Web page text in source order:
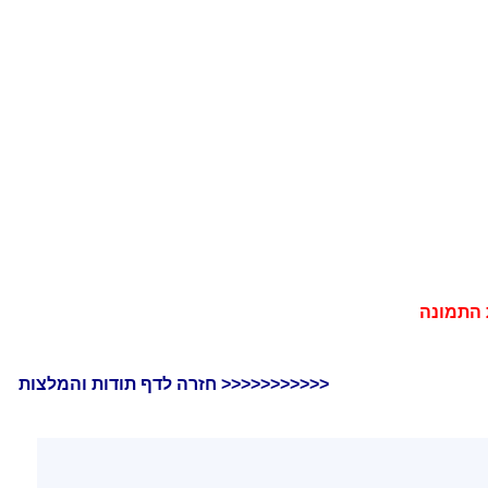
חזרה לדף תודות והמלצות >>>>>>>>>>>